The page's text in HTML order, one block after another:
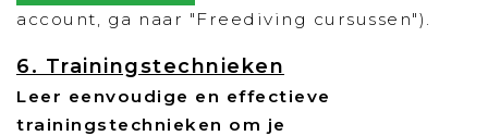
account, ga naar "Freediving cursussen").
6. Trainingstechnieken
Leer eenvoudige en effectieve
trainingstechnieken om je